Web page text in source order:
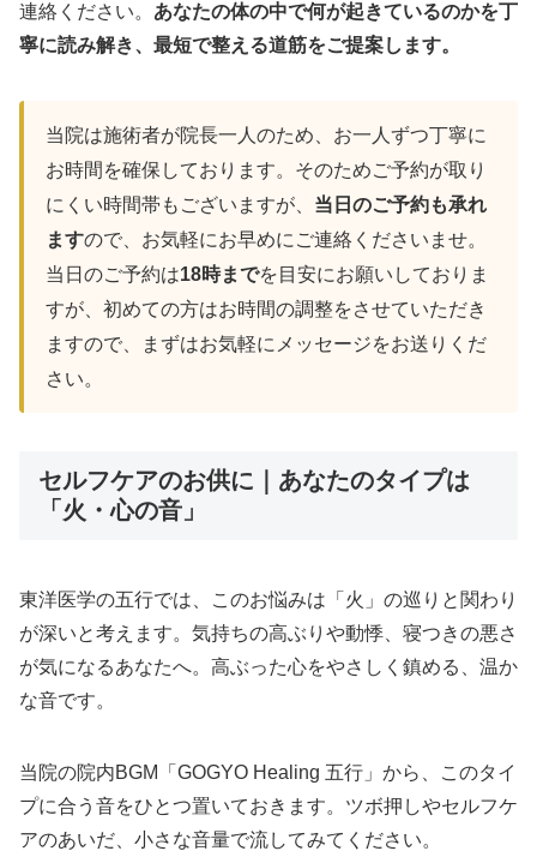
連絡ください。 あなたの体の中で何が起きているのかを丁
寧に読み解き、最短で整える道筋をご提案します。
当院は施術者が院長一人のため、お一人ずつ丁寧に
お時間を確保しております。そのためご予約が取り
にくい時間帯もございますが、 当日のご予約も承れ
ますので、お気軽にお早めにご連絡くださいませ。
当日のご予約は18時までを目安にお願いしておりま
すが、初めての方はお時間の調整をさせていただき
ますので、まずはお気軽にメッセージをお送りくだ
さい。
セルフケアのお供に｜あなたのタイプは
「火・心の音」
東洋医学の五行では、このお悩みは「火」の巡りと関わり
が深いと考えます。気持ちの高ぶりや動悸、寝つきの悪さ
が気になるあなたへ。高ぶった心をやさしく鎮める、温か
な音です。
当院の院内BGM「GOGYO Healing 五行」から、このタイ
プに合う音をひとつ置いておきます。ツボ押しやセルフケ
アのあいだ、小さな音量で流してみてください。